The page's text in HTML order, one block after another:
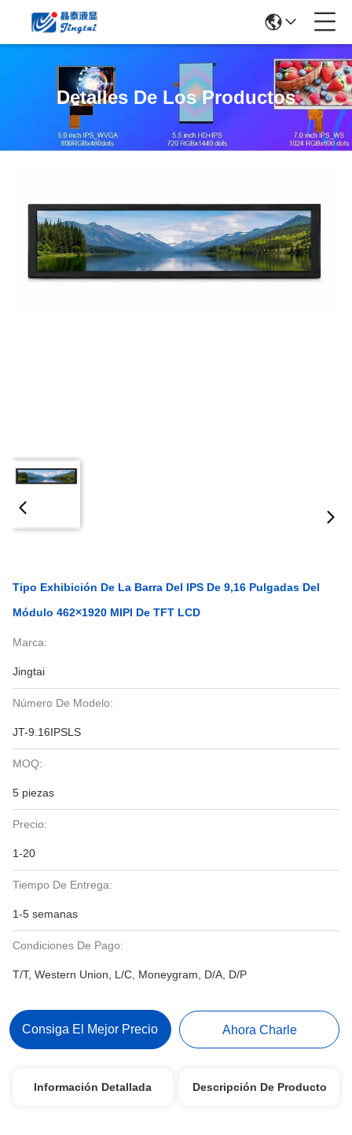
Detalles De Los Productos
Tipo Exhibición De La Barra Del IPS De 9,16 Pulgadas Del
Módulo 462×1920 MIPI De TFT LCD
Marca:
Jingtai
Número De Modelo:
JT-9.16IPSLS
MOQ:
5 piezas
Precio:
1-20
Tiempo De Entrega:
1-5 semanas
Condiciones De Pago:
T/T, Western Union, L/C, Moneygram, D/A, D/P
Consiga El Mejor Precio Ahora Charle
Información Detallada Descripción De Producto